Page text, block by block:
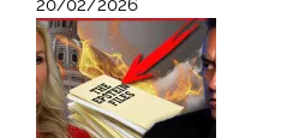
20/02/2026